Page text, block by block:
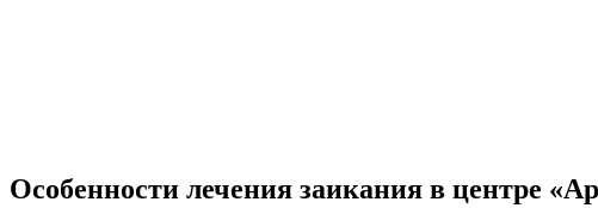
Особенности лечения заикания в центре